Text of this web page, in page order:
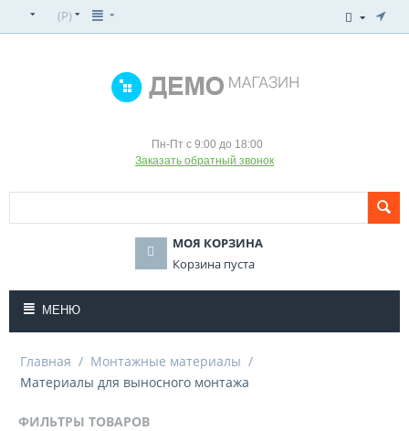
(Р)
Пн-Пт с 9:00 до 18:00
Заказать обратный звонок
МОЯ КОРЗИНА
Корзина пуста
МЕНЮ
Главная / Монтажные материалы /
Материалы для выносного монтажа
ФИЛЬТРЫ ТОВАРОВ